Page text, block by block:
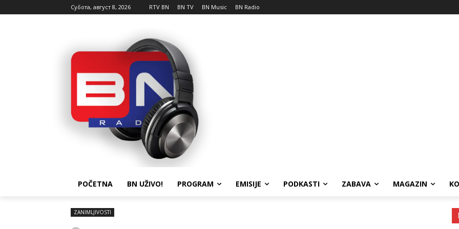
Субота, август 8, 2026 RTV BN BN TV BN Music BN Radio
POČETNA BN UŽIVO! PROGRAM EMISIJE PODKASTI ZABAVA MAGAZIN
ZANIMLJIVOSTI